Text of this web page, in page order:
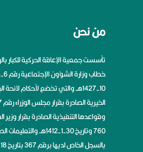
من نحن
تأسست جمعية الإعاقة الحركية للكبار
10-1427هــ والتي تخضع لأحكام
وقواعدها التنفيذية الصادرة بقرار
760 وتاريخ 30-1-
بالسجل الخاص لديها برقم 367 بتاريخ 18-7-1428هــ.